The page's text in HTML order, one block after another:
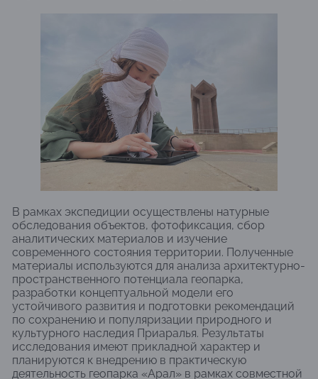
В рамках экспедиции осуществлены натурные
обследования объектов, фотофиксация, сбор
аналитических материалов и изучение
современного состояния территории. Полученные
материалы используются для анализа архитектурно-
пространственного потенциала геопарка,
разработки концептуальной модели его
устойчивого развития и подготовки рекомендаций
по сохранению и популяризации природного и
культурного наследия Приаралья. Результаты
исследования имеют прикладной характер и
планируются к внедрению в практическую
деятельность геопарка «Арал» в рамках совместной